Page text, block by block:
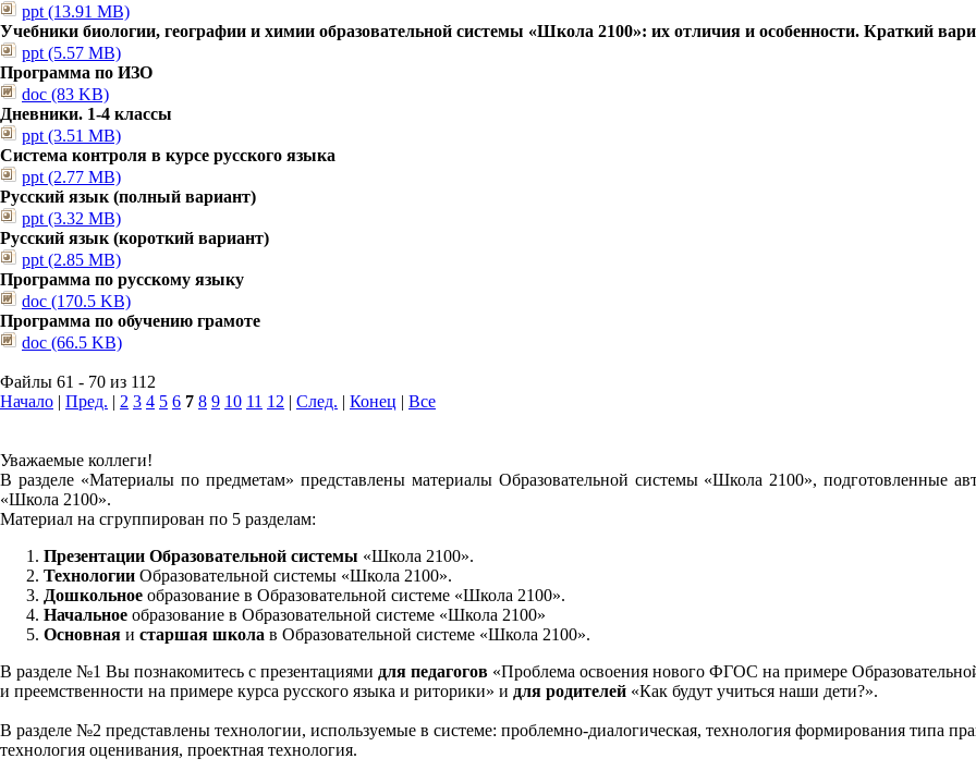
ppt (13.91 MB)
Учебники биологии, географии и химии образовательной системы «Школа 2100»: их отличия и особенности. Краткий
ppt (5.57 MB)
Программа по ИЗО
doc (83 KB)
Дневники. 1-4 классы
ppt (3.51 MB)
Система контроля в курсе русского языка
ppt (2.77 MB)
Русский язык (полный вариант)
ppt (3.32 MB)
Русский язык (короткий вариант)
ppt (2.85 MB)
Программа по русскому языку
doc (170.5 KB)
Программа по обучению грамоте
doc (66.5 KB)
Файлы 61 - 70 из 112
Начало | Пред. | 2 3 4 5 6 7 8 9 10 11 12 | След. | Конец | Все
Уважаемые коллеги!
В разделе «Материалы по предметам» представлены материалы Образовательной системы «Школа 2100», подготовленные
«Школа 2100».
Материал на сгруппирован по 5 разделам:
Презентации Образовательной системы «Школа 2100».
Технологии Образовательной системы «Школа 2100».
Дошкольное образование в Образовательной системе «Школа 2100».
Начальное образование в Образовательной системе «Школа 2100»
Основная и старшая школа в Образовательной системе «Школа 2100».
В разделе №1 Вы познакомитесь с презентациями для педагогов «Проблема освоения нового ФГОС на примере
и преемственности на примере курса русского языка и риторики» и для родителей «Как будут учиться наши дети?».
В разделе №2 представлены технологии, используемые в системе: проблемно-диалогическая, технология формирования типа
технология оценивания, проектная технология.